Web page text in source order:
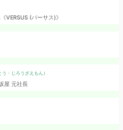
VERSUS (バーサス)》
う・じろうざえもん）
屋 元社長